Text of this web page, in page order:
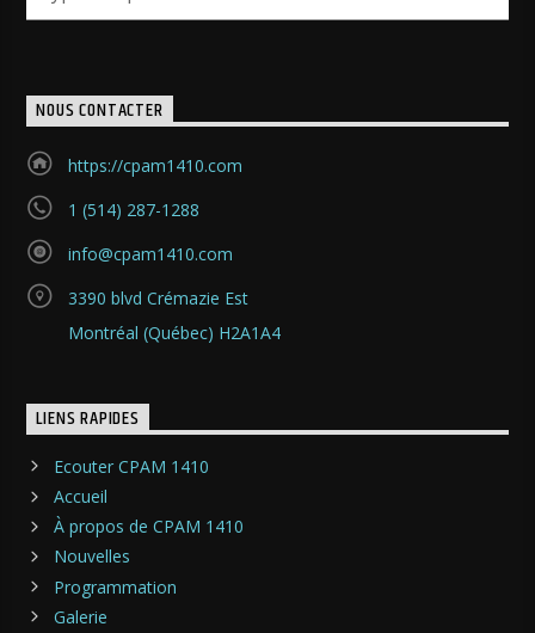
NOUS CONTACTER
https://cpam1410.com
1 (514) 287-1288
info@cpam1410.com
3390 blvd Crémazie Est
Montréal (Québec) H2A1A4
LIENS RAPIDES
Ecouter CPAM 1410
Accueil
À propos de CPAM 1410
Nouvelles
Programmation
Galerie